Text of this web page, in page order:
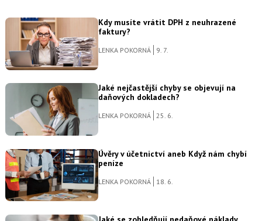
Kdy musíte vrátit DPH z neuhrazené
faktury?
LENKA POKORNÁ 9. 7.
Jaké nejčastější chyby se objevují na
daňových dokladech?
LENKA POKORNÁ 25. 6.
Úvěry v účetnictví aneb Když nám chybí
peníze
LENKA POKORNÁ 18. 6.